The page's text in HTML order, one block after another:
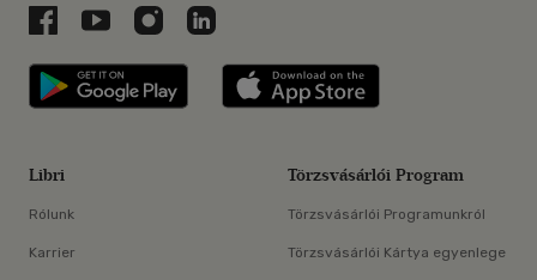
Libri a Facebookon
Libri a Youtube-on
Libri az Instagramon
Libri a LinkedInen
Libri applikáció Szerezd meg: Google
Libri
Rólunk
Karrier
Törzsvásárlói Program
Törzsvásárlói Programunkról
Törzsvásárlói Kártya egyenlege